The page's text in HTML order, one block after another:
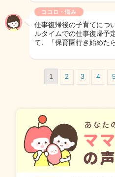
ココロ・悩み
仕事復帰後の子育てにつ
ルタイムでの仕事復帰予
て、「保育園行き始めた
1 2 3 4